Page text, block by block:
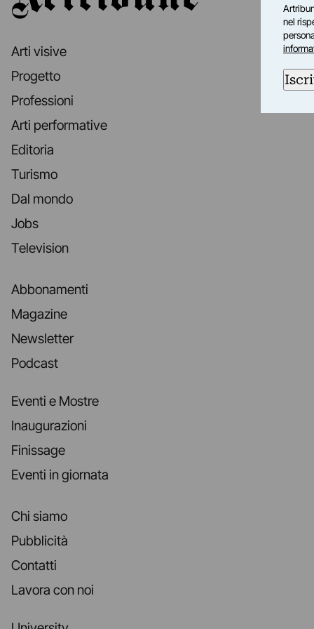
Arti visive
Progetto
Professioni
Arti performative
Editoria
Turismo
Dal mondo
Jobs
Television
Abbonamenti
Magazine
Newsletter
Podcast
Eventi e Mostre
Inaugurazioni
Finissage
Eventi in giornata
Chi siamo
Pubblicità
Contatti
Lavora con noi
nel